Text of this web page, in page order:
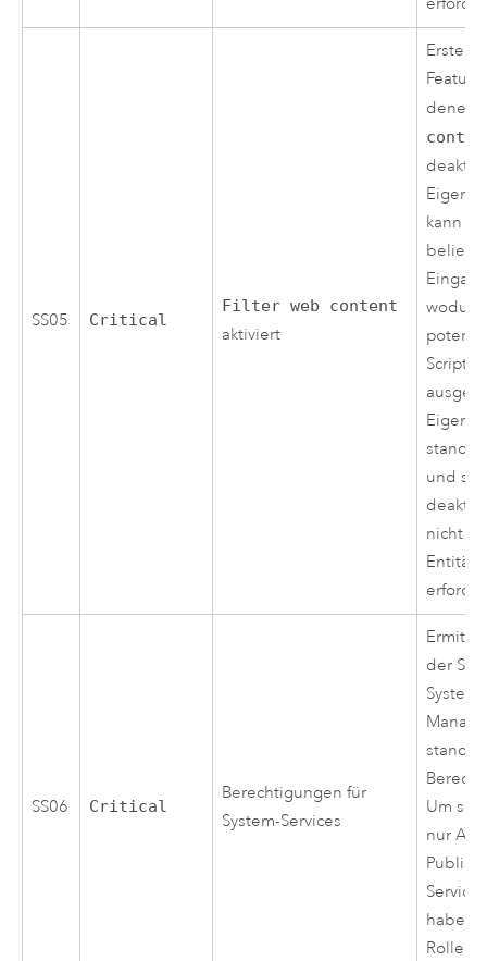
SS05 Critical
Filter web content
aktiviert
Erstellt
denen
kann
und
nicht
SS06 Critical
Berechtigungen für
System-Services
der
Um
nur
haben,
Rollen